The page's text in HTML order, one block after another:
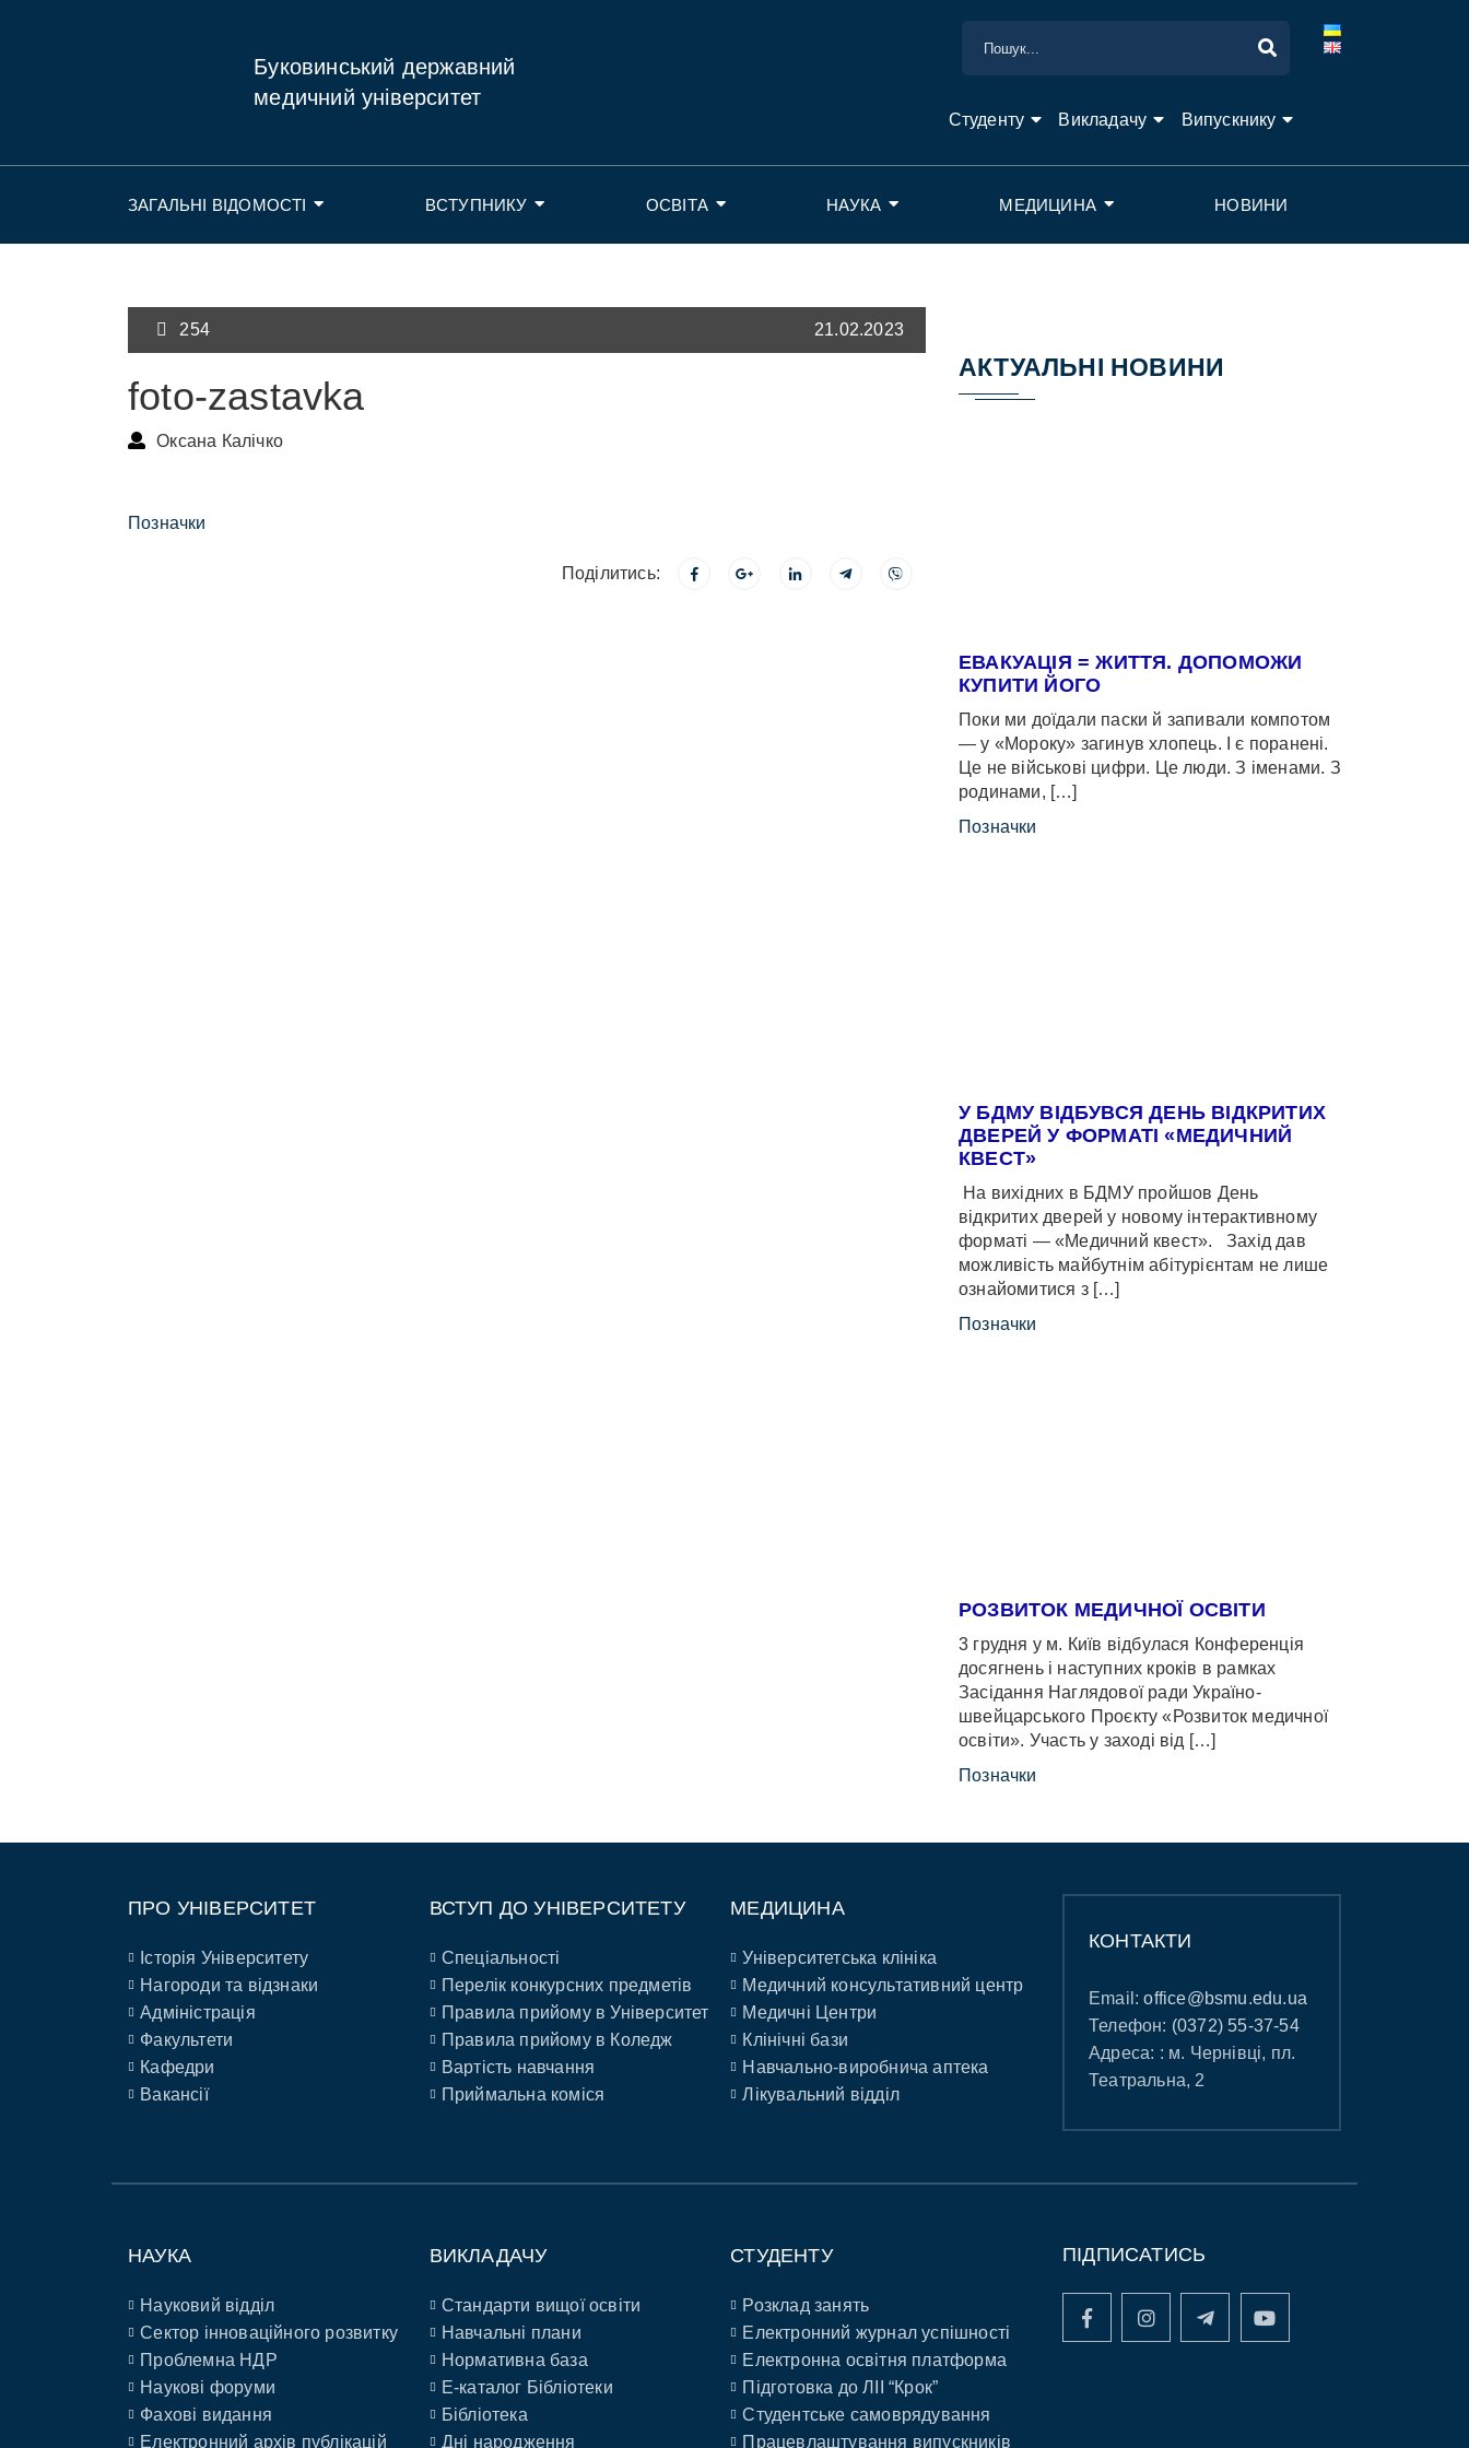
Буковинський державний
медичний університет
Студенту Викладачу Випускнику
ЗАГАЛЬНІ ВІДОМОСТІ ВСТУПНИКУ ОСВІТА НАУКА МЕДИЦИНА НОВИНИ
254 21.02.2023
foto-zastavka
Оксана Калічко
Позначки
Поділитись:
АКТУАЛЬНІ НОВИНИ
ЕВАКУАЦІЯ = ЖИТТЯ. ДОПОМОЖИ
КУПИТИ ЙОГО
Поки ми доїдали паски й запивали компотом
— у «Мороку» загинув хлопець. І є поранені.
Це не військові цифри. Це люди. З іменами. З
родинами, […]
Позначки
У БДМУ ВІДБУВСЯ ДЕНЬ ВІДКРИТИХ
ДВЕРЕЙ У ФОРМАТІ «МЕДИЧНИЙ
КВЕСТ»
На вихідних в БДМУ пройшов День
відкритих дверей у новому інтерактивному
форматі — «Медичний квест». Захід дав
можливість майбутнім абітурієнтам не лише
ознайомитися з […]
Позначки
РОЗВИТОК МЕДИЧНОЇ ОСВІТИ
3 грудня у м. Київ відбулася Конференція
досягнень і наступних кроків в рамках
Засідання Наглядової ради Україно-
швейцарського Проєкту «Розвиток медичної
освіти». Участь у заході від […]
Позначки
ПРО УНІВЕРСИТЕТ
Історія Університету
Нагороди та відзнаки
Адміністрація
Факультети
Кафедри
Вакансії
ВСТУП ДО УНІВЕРСИТЕТУ
Спеціальності
Перелік конкурсних предметів
Правила прийому в Університет
Правила прийому в Коледж
Вартість навчання
Приймальна коміся
МЕДИЦИНА
Університетська клініка
Медичний консультативний центр
Медичні Центри
Клінічні бази
Навчально-виробнича аптека
Лікувальний відділ
КОНТАКТИ
Email:office@bsmu.edu.ua
Телефон: (0372) 55-37-54
Адреса: : м. Чернівці, пл.
Театральна, 2
НАУКА
Науковий відділ
Сектор інноваційного розвитку
Проблемна НДР
Наукові форуми
Фахові видання
Електронний архів публікацій
ВИКЛАДАЧУ
Стандарти вищої освіти
Навчальні плани
Нормативна база
E-каталог Бібліотеки
Бібліотека
Дні народження
СТУДЕНТУ
Розклад занять
Електронний журнал успішності
Електронна освітня платформа
Підготовка до ЛІІ “Крок”
Студентське самоврядування
Працевлаштування випускників
ПІДПИСАТИСЬ